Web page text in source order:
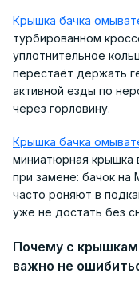
Крышка бачка
турбированном
уплотнительное
перестаёт держать
активной езды по
через горловину.
Крышка бачка
миниатюрная крышка
при замене: бачок на
часто роняют в
уже не достать без
Почему с
важно не